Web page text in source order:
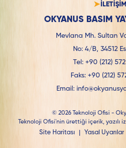
İLETİŞİM
OKYANUS BASIM
Mevlana Mh. Sultan
No: 4/B, 34512
Tel:+90 (212)
Faks:+90 (212)
Email:
© 2026 Teknoloji Ofisi -
Teknoloji Ofisi'nin ürettiği içerik, yazılı
Site Haritası Yasal Uyarılar